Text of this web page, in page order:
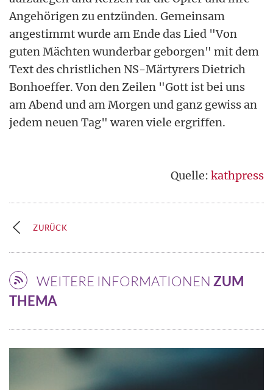
Angehörigen zu entzünden. Gemeinsam
angestimmt wurde am Ende das Lied "Von
guten Mächten wunderbar geborgen" mit dem
Text des christlichen NS-Märtyrers Dietrich
Bonhoeffer. Von den Zeilen "Gott ist bei uns
am Abend und am Morgen und ganz gewiss an
jedem neuen Tag" waren viele ergriffen.
Quelle: kathpress
ZURÜCK
WEITERE INFORMATIONEN ZUM
THEMA